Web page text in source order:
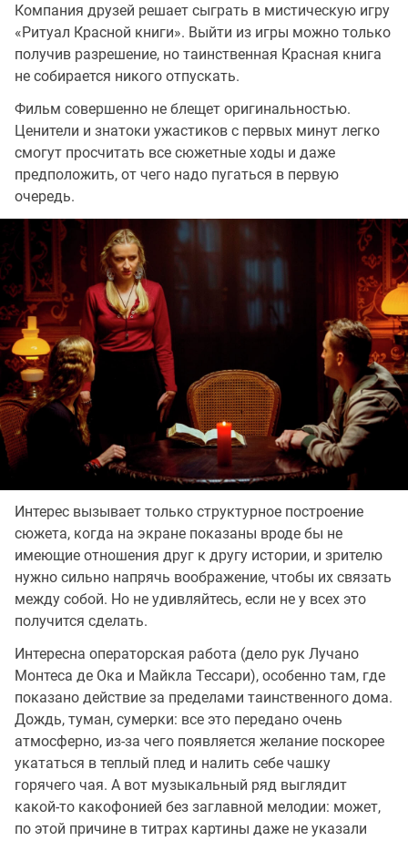
Компания друзей решает сыграть в мистическую игру
«Ритуал Красной книги». Выйти из игры можно только
получив разрешение, но таинственная Красная книга
не собирается никого отпускать.
Фильм совершенно не блещет оригинальностью.
Ценители и знатоки ужастиков с первых минут легко
смогут просчитать все сюжетные ходы и даже
предположить, от чего надо пугаться в первую
очередь.
Интерес вызывает только структурное построение
сюжета, когда на экране показаны вроде бы не
имеющие отношения друг к другу истории, и зрителю
нужно сильно напрячь воображение, чтобы их связать
между собой. Но не удивляйтесь, если не у всех это
получится сделать.
Интересна операторская работа (дело рук Лучано
Монтеса де Ока и Майкла Тессари), особенно там, где
показано действие за пределами таинственного дома.
Дождь, туман, сумерки: все это передано очень
атмосферно, из-за чего появляется желание поскорее
укататься в теплый плед и налить себе чашку
горячего чая. А вот музыкальный ряд выглядит
какой-то какофонией без заглавной мелодии: может,
по этой причине в титрах картины даже не указали